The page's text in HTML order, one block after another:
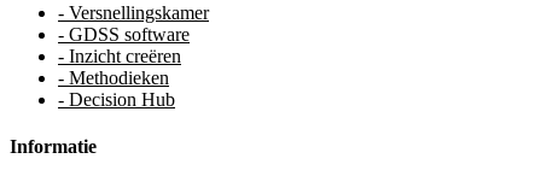
- Versnellingskamer
- GDSS software
- Inzicht creëren
- Methodieken
- Decision Hub
Informatie